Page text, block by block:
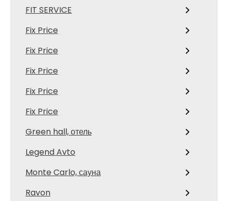
FIT SERVICE
Fix Price
Fix Price
Fix Price
Fix Price
Fix Price
Green hall, отель
Legend Avto
Monte Carlo, сауна
Ravon